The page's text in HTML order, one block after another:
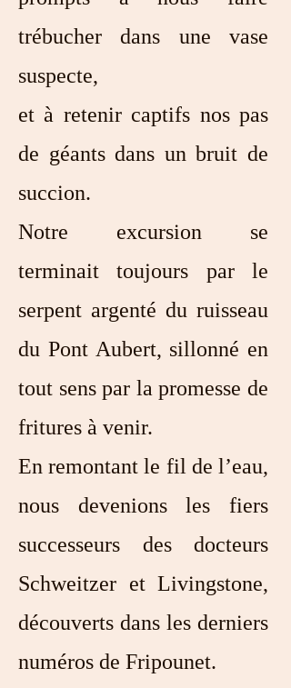
trébucher dans une vase
suspecte,
et à retenir captifs nos pas
de géants dans un bruit de
succion.
Notre excursion se
terminait toujours par le
serpent argenté du ruisseau
du Pont Aubert, sillonné en
tout sens par la promesse de
fritures à venir.
En remontant le fil de l’eau,
nous devenions les fiers
successeurs des docteurs
Schweitzer et Livingstone,
découverts dans les derniers
numéros de Fripounet.